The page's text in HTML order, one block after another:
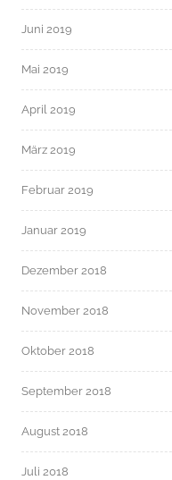
Juni 2019
Mai 2019
April 2019
März 2019
Februar 2019
Januar 2019
Dezember 2018
November 2018
Oktober 2018
September 2018
August 2018
Juli 2018